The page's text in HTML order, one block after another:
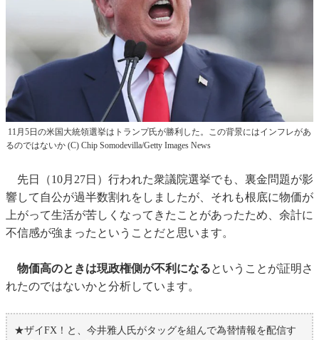
11月5日の米国大統領選挙はトランプ氏が勝利した。この背景にはインフレがあ
るのではないか (C) Chip Somodevilla/Getty Images News
先日（10月27日）行われた衆議院選挙でも、裏金問題が影
響して自公が過半数割れをしましたが、それも根底に物価が
上がって生活が苦しくなってきたことがあったため、余計に
不信感が強まったということだと思います。
物価高のときは現政権側が不利になるということが証明さ
れたのではないかと分析しています。
★ザイFX！と、今井雅人氏がタッグを組んで為替情報を配信す